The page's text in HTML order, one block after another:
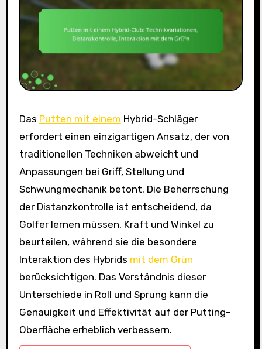
Das Putten mit einem Hybrid-Schläger
erfordert einen einzigartigen Ansatz, der von
traditionellen Techniken abweicht und
Anpassungen bei Griff, Stellung und
Schwungmechanik betont. Die Beherrschung
der Distanzkontrolle ist entscheidend, da
Golfer lernen müssen, Kraft und Winkel zu
beurteilen, während sie die besondere
Interaktion des Hybrids mit dem Grün
berücksichtigen. Das Verständnis dieser
Unterschiede in Roll und Sprung kann die
Genauigkeit und Effektivität auf der Putting-
Oberfläche erheblich verbessern.